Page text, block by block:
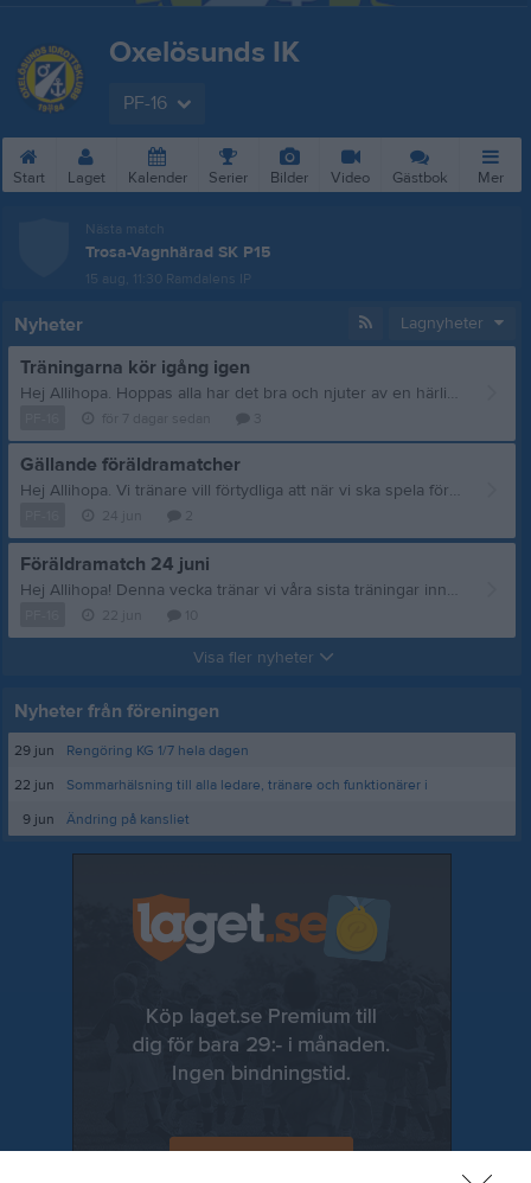
Oxelösunds IK
PF-16
Start Laget Kalender Serier Bilder Video Gästbok Mer
Nästa match
Trosa-Vagnhärad SK P15
15 aug, 11:30 Ramdalens IP
Nyheter Lagnyheter
Träningarna kör igång igen
Hej Allihopa. Hoppas alla har det bra och njuter av en härlig sommar. Eftersom att matcherna kör igång igen om ca två veckor så kommer vi träna två träningar nästa vecka. Då det va mycket uppbokat på planerna nästa vecka så kör vi tisdag och fredag. Tisdag 4 augusti Kl. 18.00.-19.30. På A planen innanför löparbanorna. Fredag 7 augusti Kl. 17.00.-18.30. På A planen innanför löparbanorna. Vecka 33, från och med 11 augusti kör vi på med våra ordinarie träningar som vanligt på tisdagar och onsdagar. Viktigt att även under nästa vecka ta med sig både löparskor och fotbollsskor. Ni som anmäler erat barn till träning och som sedan inte kan komma. Viktigt att ni meddelar att erat barn inte kommer. Vi kommer skicka ut kallelse för nästa veckas träningar så se till att svara på dessa. Hoppas så många som möjligt ser till att komma. //Tränarna
Gällande föräldramatcher
Hej Allihopa. Vi tränare vill förtydliga att när vi ska spela föräldramatcher så är det precis det vi menar. Det är alla föräldrar som ska spela matchen mot våra barn. Tidigare när vi spelar dessa matcher så har äldre syskon och ibland även kompisar till de äldre syskonen som spelar fotboll blivit skickade för att spela istället för föräldern/föräldrarna. Detta har inte varit uppskattat av spelarna i laget då syskonen oftast är flera år äldre och spelar fotboll. Detta är inte heller syftet med dessa matcher. Spelarna i laget förväntar sig och längtar efter att få spela mot sina föräldrar. Syftet är att vi gamla föräldrar snörar på oss skorna och försöker göra det vi kan för att spela "matcherna mot våra barn" så gott våra gamla kroppar orkar med😂 Så nu ser ALLA föräldrar till att komma och spela ikväll så att vi föräldrar äntligen får visa hur bra vi är på fotbollsplanen. //Tränarna
Föräldramatch 24 juni
Hej Allihopa! Denna vecka tränar vi våra sista träningar innan vi går på lite sommarledigt. Vilket gör att på onsdag är det dags för färldramatch! Så alla föräldrar behöver se till att snöra på sig skorna och ladda för match. För att vi ska få till detta så behöver alla föräldrar som kan ställa upp. Detta brukar vara väldigt roligt och om inte annat väldigt prestige fyllt för barnen😊 Så ladda nu allihopa tills på onsdag så ser vi till att ha en rolig match innan vi alla går på välförtjänt sommarledigt☀️ //Tränarna
Visa fler nyheter
Nyheter från föreningen
29 jun
Rengöring KG 1/7 hela dagen
22 jun
Sommarhälsning till alla ledare, tränare och funktionärer i
9 jun
Ändring på kansliet